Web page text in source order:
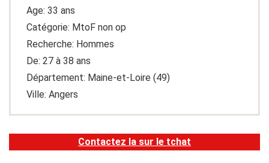
Age: 33 ans
Catégorie: MtoF non op
Recherche: Hommes
De: 27 à 38 ans
Département: Maine-et-Loire (49)
Ville: Angers
Contactez la sur le tchat